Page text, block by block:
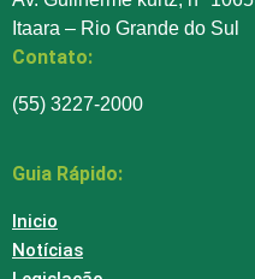
Itaara – Rio Grande do Sul
Contato:
(55) 3227-2000
Guia Rápido:
Inicio
Notícias